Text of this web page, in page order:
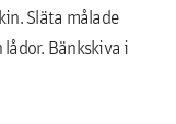
Släta målade
Bänkskiva i